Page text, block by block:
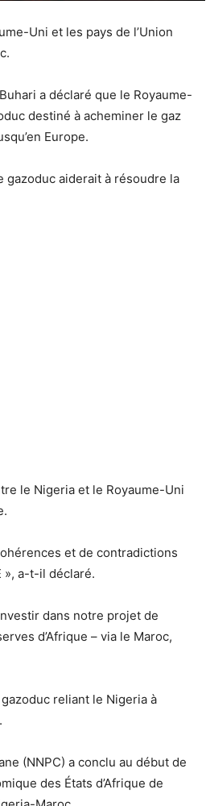
Uni et les pays de l’Union
a déclaré que le Royaume-
destiné à acheminer le gaz
Europe.
gazoduc aiderait à résoudre la
le Nigeria et le Royaume-Uni
et de contradictions
», a-t-il déclaré.
dans notre projet de
d’Afrique – via le Maroc,
reliant le Nigeria à
(NNPC) a conclu au début de
des États d’Afrique de